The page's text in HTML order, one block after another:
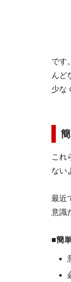
です
んど
少な
これ
ない
最近
意識
■簡